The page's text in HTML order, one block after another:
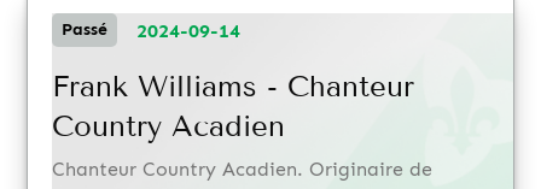
Passé 2024-09-14
Frank Williams - Chanteur
Country Acadien
Chanteur Country Acadien. Originaire de